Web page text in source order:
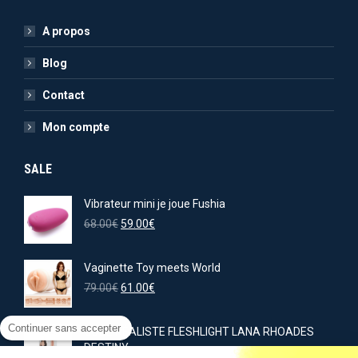
A propos
Blog
Contact
Mon compte
SALE
Vibrateur mini je joue Fushia
68.00€ Le
était :
68.00€.
59.00€
est :
Vaginette Toy meets World
79.00€Le
initial
était :
79.00€.
61.00€
est :
61.00€.
GODE RÉALISTE FLESHLIGHT LANA RHOADES
DESTINY
Continuer sans accepter